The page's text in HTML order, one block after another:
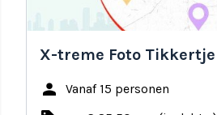
X-treme Foto Tikkertje
person Vanaf 15 personen